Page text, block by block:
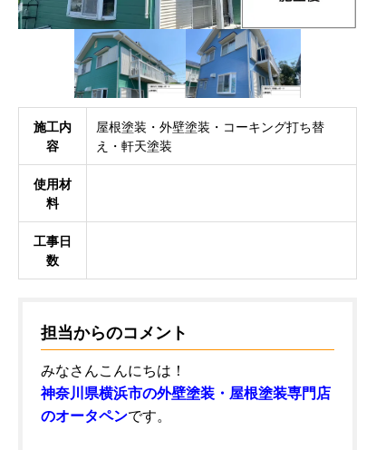
施工内
容
屋根塗装・外壁塗装・コーキング打ち替
え・軒天塗装
使用材
料
工事日
数
担当からのコメント
みなさんこんにちは！
神奈川県横浜市の外壁塗装・屋根塗装専門店
のオータペンです。